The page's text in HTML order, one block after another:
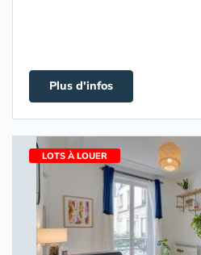
Plus d'infos
LOTS À LOUER